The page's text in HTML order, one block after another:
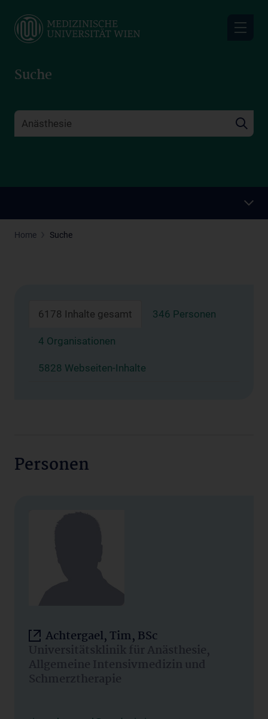
main
Suche
Home Suche
6178 Inhalte gesamt 346 Personen
4 Organisationen
5828 Webseiten-Inhalte
Personen
Achtergael, Tim, BSc
Universitätsklinik für Anästhesie,
Allgemeine Intensivmedizin und
Schmerztherapie